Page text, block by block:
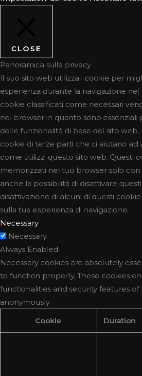
CLOSE
Panoramica sulla privacy
Il suo sito web utilizza i cookie per
esperienza durante la navigazione nel
cookie classificati come necessari
nel browser in quanto sono
delle funzionalità di base del sito
cookie di terze parti che ci aiutano ad
come utilizzi questo sito web. Questi
memorizzati nel tuo browser solo con
anche la possibilità di disattivare
disattivazione di alcuni di questi
sulla tua esperienza di navigazione.
Necessary
Necessary
Always Enabled
Necessary cookies are absolutely
to function properly. These cookies
functionalities and security features of
anonymously.
Cookie
Duration